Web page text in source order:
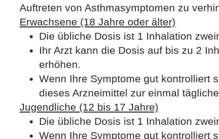
Auftreten von Asthmasymptomen zu
Erwachsene (18 Jahre oder älter)
Die übliche Dosis ist 1 Inhalation
Ihr Arzt kann die Dosis auf bis zu 2
erhöhen.
Wenn Ihre Symptome gut kontrolliert
dieses Arzneimittel zur einmal
Jugendliche (12 bis 17 Jahre)
Die übliche Dosis ist 1 Inhalation
Wenn Ihre Symptome gut kontrolliert